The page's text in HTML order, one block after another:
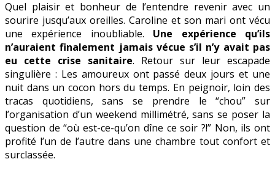
Quel plaisir et bonheur de l’entendre revenir avec un
sourire jusqu’aux oreilles. Caroline et son mari ont vécu
une expérience inoubliable. Une expérience qu’ils
n’auraient finalement jamais vécue s’il n’y avait pas
eu cette crise sanitaire. Retour sur leur escapade
singulière : Les amoureux ont passé deux jours et une
nuit dans un cocon hors du temps. En peignoir, loin des
tracas quotidiens, sans se prendre le “chou” sur
l’organisation d’un weekend millimétré, sans se poser la
question de “où est-ce-qu’on dîne ce soir ?!” Non, ils ont
profité l’un de l’autre dans une chambre tout confort et
surclassée.